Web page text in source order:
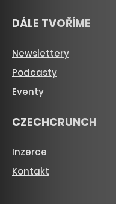
DÁLE TVOŘÍME
Newslettery
Podcasty
Eventy
CZECHCRUNCH
Inzerce
Kontakt